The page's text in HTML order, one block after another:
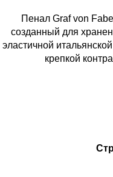
Пенал Graf von
созданный для
эластичной
крепкой